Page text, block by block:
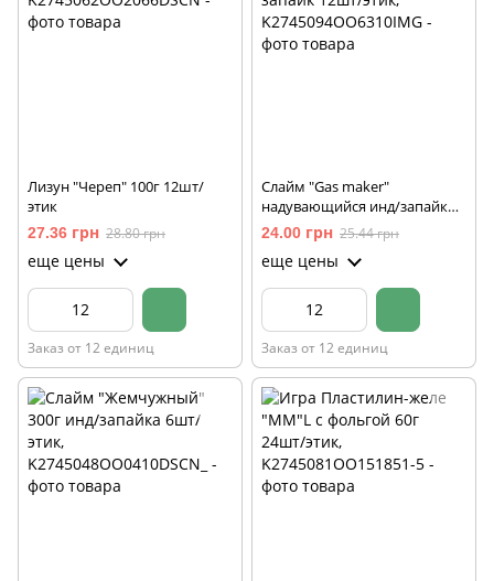
Лизун "Череп" 100г 12шт/
этик
27.36 грн 28.80 грн
еще цены
Заказ от 12 единиц
Слайм "Gas maker"
надувающийся инд/запайк
12шт/этик
24.00 грн 25.44 грн
еще цены
Заказ от 12 единиц